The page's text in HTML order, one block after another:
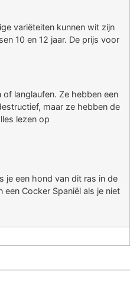
variëteiten kunnen wit zijn
10 en 12 jaar. De prijs voor
langlaufen. Ze hebben een
maar ze hebben de
lezen op
je een hond van dit ras in de
Cocker Spaniël als je niet